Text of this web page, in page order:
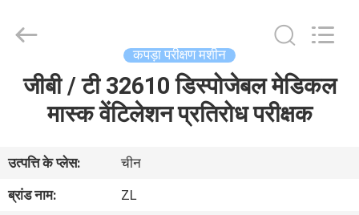
घर
वीडियो
Technology
Reserved.
कपड़ा परीक्षण मशीन
जीबी / टी 32610 डिस्पोजेबल मेडिकल
मास्क वेंटिलेशन प्रतिरोध परीक्षक
उत्पत्ति के प्लेस:
चीन
ब्रांड नाम:
ZL